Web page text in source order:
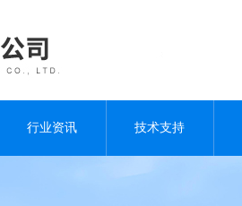
行业资讯 技术支持